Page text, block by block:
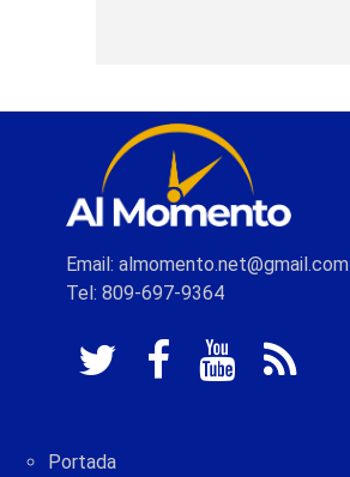
Email: almomento.net@gmail.com
Tel: 809-697-9364
Portada